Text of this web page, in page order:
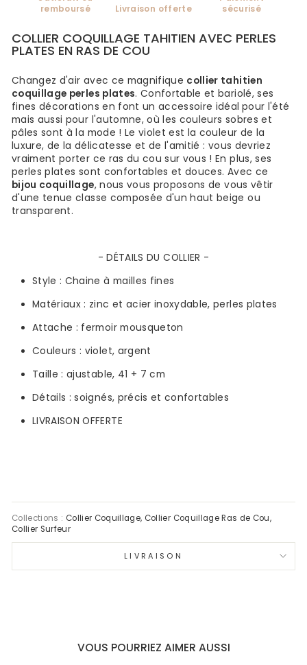
remboursé
Livraison offerte
sécurisé
COLLIER COQUILLAGE TAHITIEN AVEC PERLES
PLATES EN RAS DE COU
Changez d'air avec ce magnifique collier tahitien
coquillage perles plates. Confortable et bariolé, ses
fines décorations en font un accessoire idéal pour l'été
mais aussi pour l'automne, où les couleurs sobres et
pâles sont à la mode ! Le violet est la couleur de la
luxure, de la délicatesse et de l'amitié : vous devriez
vraiment porter ce ras du cou sur vous ! En plus, ses
perles plates sont confortables et douces. Avec ce
bijou coquillage, nous vous proposons de vous vêtir
d'une tenue classe composée d'un haut beige ou
transparent.
- DÉTAILS DU COLLIER -
Style : Chaine à mailles fines
Matériaux : zinc et acier inoxydable,perles plates
Attache : fermoir mousqueton
Couleurs : violet, argent
Taille : ajustable, 41 + 7 cm
Détails : soignés, précis et confortables
LIVRAISON OFFERTE
Collections : Collier Coquillage, Collier Coquillage Ras de Cou,
Collier Surfeur
LIVRAISON
VOUS POURRIEZ AIMER AUSSI